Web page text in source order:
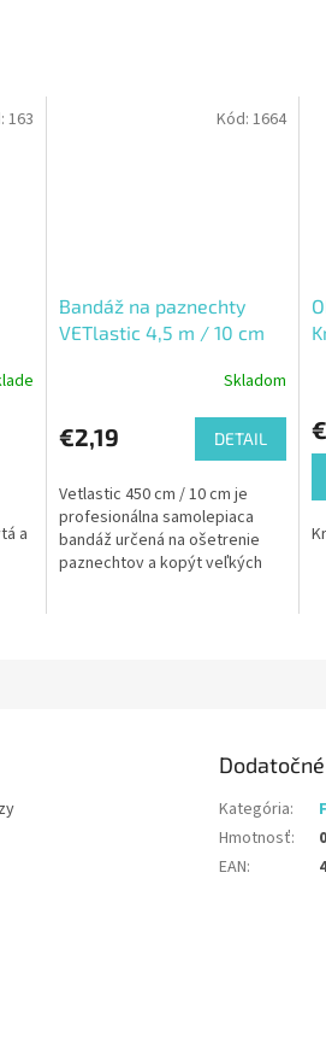
a
163
Bandáž na paznechty
VETlastic 4,5 m / 10 cm
Skladom
€2,19 DETAIL
Vetlastic 450 cm / 10 cm je
profesionálna samolepiaca
bandáž určená na ošetrenie
paznechtov a kopýt veľkých
Kód:1664
Kategória:
Hmotnosť:
EAN: